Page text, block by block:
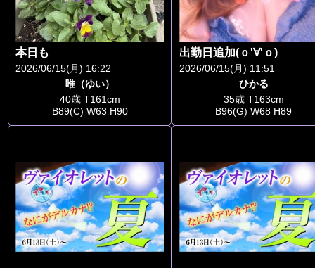
本日も
2026/06/15(月) 16:22
唯（ゆい）
40歳 T161cm
B89(C) W63 H90
出勤日追加(ｏ'∀'ｏ)
2026/06/15(月) 11:51
ひかる
35歳 T163cm
B96(G) W68 H89